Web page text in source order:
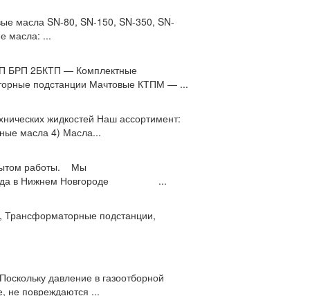
масла SN-80, SN-150, SN-350, SN-
масла: ...
БРП 2БКТП — Комплектные
подстанции Мачтовые КТПМ — ...
жидкостей Наш ассортимент:
масла 4) Масла...
работы. Мы
склада в Нижнем Новгороде ...
Трансформаторные подстанции,
давление в газоотборной
не повреждаются ...